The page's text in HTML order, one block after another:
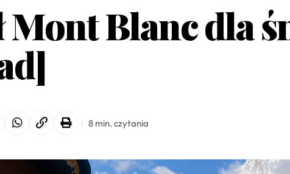
Mont Blanc dla
8 min. czytania